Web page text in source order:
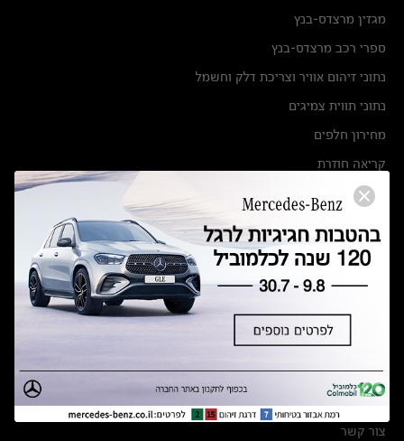
מגזין מרצדס-בנץ
ספרי רכב מרצדס-בנץ
נתוני זיהום אוויר וצריכת דלק וחשמל
נתוני תווית צמיגים
מחירון חלפים
קריאה חוזרת
הודעה על הטבות לרכבי מרצדס בהסדר פשרה בתצ 56447-02-19
תקנון ימי מכירות 120 לכלמוביל
מצאו אותנו
אולמות תצוגה
מרכזי שירות
צור קשר